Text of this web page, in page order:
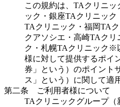
この規約は、TAクリニ
ック・銀座TAクリニッ
TAクリニック・福岡TA
クアソシエ・高崎TAク
ク・札幌TAクリニック※
様に対して提供するポイ
券」という）のポイント
ス」という）に関して適
第二条 ご利用者様について
TAクリニックグループ